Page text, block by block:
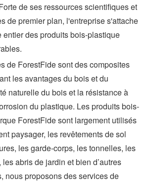
de ses ressources scientifiques et
de premier plan, l'entreprise s'attache
entier des produits bois-plastique
de ForestFide sont des composites
les avantages du bois et du
naturelle du bois et la résistance à
du plastique. Les produits bois-
ForestFide sont largement utilisés
paysager, les revêtements de sol
les garde-corps, les tonnelles, les
abris de jardin et bien d’autres
nous proposons des services de